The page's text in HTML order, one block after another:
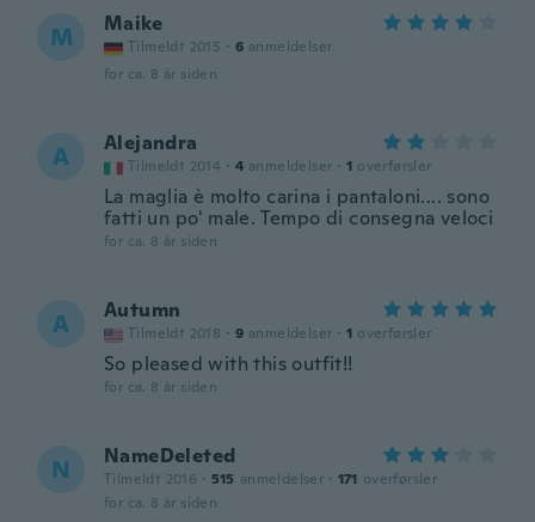
M Maike
Tilmeldt 2015 · 6 anmeldelser
for ca. 8 år siden
A Alejandra
Tilmeldt 2014 · 4 anmeldelser · 1 overførsler
La maglia è molto carina i pantaloni.... sono
fatti un po' male. Tempo di consegna veloci
for ca. 8 år siden
A Autumn
Tilmeldt 2018 · 9 anmeldelser · 1 overførsler
So pleased with this outfit!!
for ca. 8 år siden
N NameDeleted
Tilmeldt 2016 · 515 anmeldelser · 171 overførsler
for ca. 8 år siden